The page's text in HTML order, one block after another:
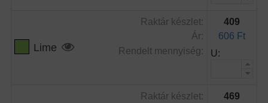
Lime
Raktár készlet:
Ár:
Rendelt mennyiség:
409
606 Ft
U:
Raktár készlet:
469